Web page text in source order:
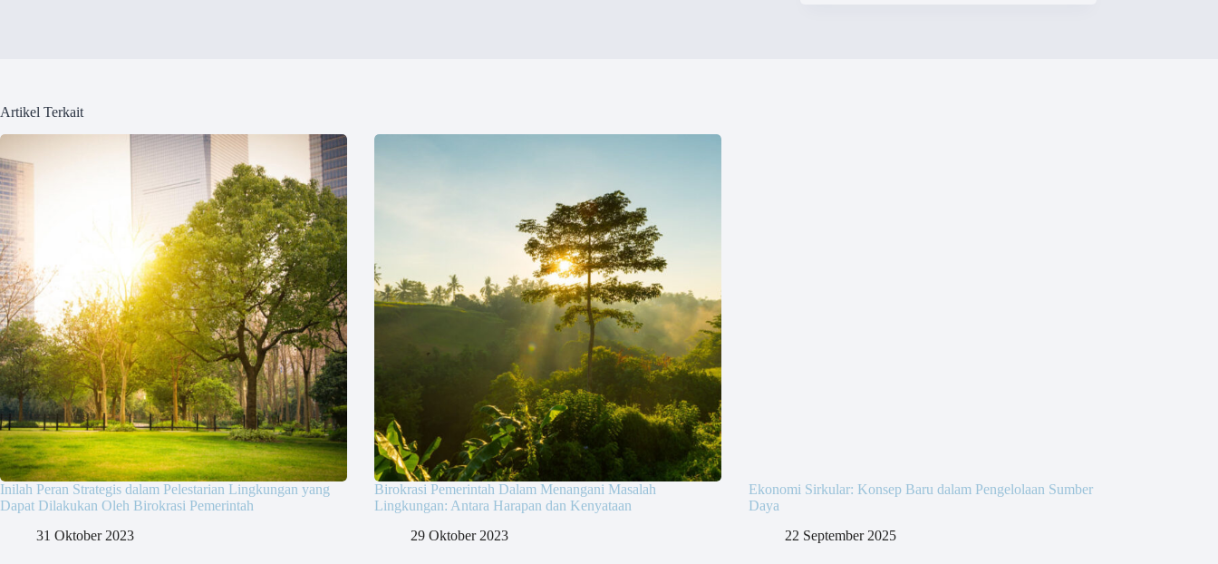
Artikel Terkait
Inilah Peran Strategis dalam Pelestarian Lingkungan yang
Dapat Dilakukan Oleh Birokrasi Pemerintah
31 Oktober 2023
Birokrasi Pemerintah Dalam Menangani Masalah
Lingkungan: Antara Harapan dan Kenyataan
29 Oktober 2023
Ekonomi Sirkular: Konsep Baru dalam Pengelolaan Sumber
Daya
22 September 2025